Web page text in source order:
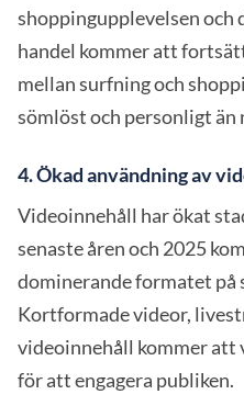
shoppingupplevelsen och
handel kommer att
mellan surfning och
sömlöst och personligt än
4. Ökad användning av
Videoinnehåll har ökat
senaste åren och 2025
dominerande formatet
Kortformade videor,
videoinnehåll kommer att
för att engagera publiken.